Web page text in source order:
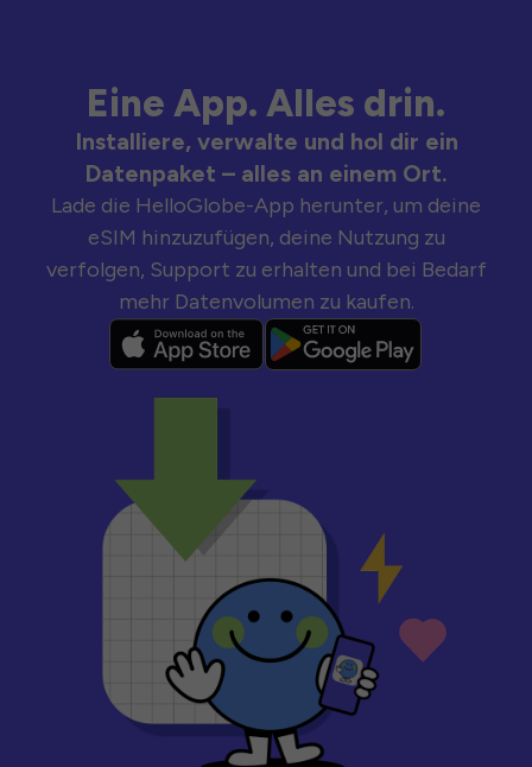
Eine App. Alles drin.
Installiere, verwalte und hol dir ein
Datenpaket – alles an einem Ort.
Lade die HelloGlobe-App herunter, um deine
eSIM hinzuzufügen, deine Nutzung zu
verfolgen, Support zu erhalten und bei Bedarf
mehr Datenvolumen zu kaufen.